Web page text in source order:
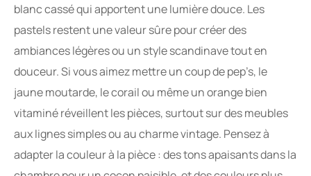
blanc cassé qui apportent une lumière douce. Les
pastels restent une valeur sûre pour créer des
ambiances légères ou un style scandinave tout en
douceur. Si vous aimez mettre un coup de pep’s, le
jaune moutarde, le corail ou même un orange bien
vitaminé réveillent les pièces, surtout sur des meubles
aux lignes simples ou au charme vintage. Pensez à
adapter la couleur à la pièce : des tons apaisants dans la